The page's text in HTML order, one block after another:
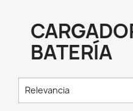
BATERÍA
Relevancia